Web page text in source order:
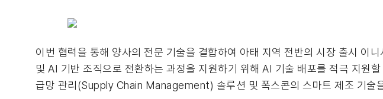
이번 협력을 통해 양사의 전문 기술을 결합하여 아태 지역 전반의 시장 출시 이
및 AI 기반 조직으로 전환하는 과정을 지원하기 위해 AI 기술 배포를 적극 지
급망 관리(Supply Chain Management) 솔루션 및 폭스콘의 스마트 제조 기술